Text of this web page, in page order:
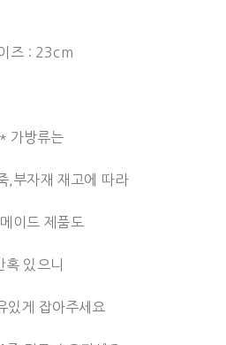
즈 : 23cm
가방류는
,부자재 재고에 따라
이드 제품도
혹 있으니
있게 잡아주세요